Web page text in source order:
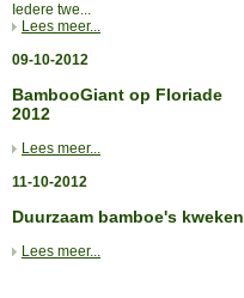
Iedere twe...
Lees meer...
09-10-2012
BambooGiant op Floriade
2012
Lees meer...
11-10-2012
Duurzaam bamboe's kweken
Lees meer...